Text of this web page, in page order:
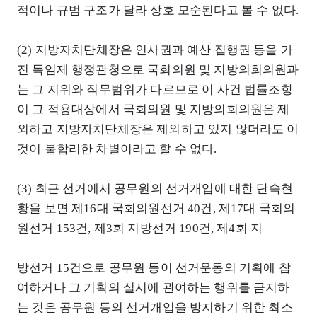
적이나 규범 구조가 달라 상호 모순된다고 볼 수 없다.
(2) 지방자치단체장은 인사권과 예산 집행권 등을 가
진 독임제 행정관청으로 국회의원 및 지방의회의원과
는 그 지위와 직무범위가 다르므로 이 사건 법률조항
이 그 적용대상에서 국회의원 및 지방의회의원은 제
외하고 지방자치단체장은 제외하고 있지 않더라도 이
것이 불합리한 차별이라고 할 수 없다.
(3) 최근 선거에서 공무원의 선거개입에 대한 단속현
황을 보면 제16대 국회의원선거 40건, 제17대 국회의
원선거 153건, 제3회 지방선거 190건, 제4회 지
방선거 15건으로 공무원 등이 선거운동의 기획에 참
여하거나 그 기획의 실시에 관여하는 행위를 금지하
는 것은 공무원 등의 선거개입을 방지하기 위한 최소